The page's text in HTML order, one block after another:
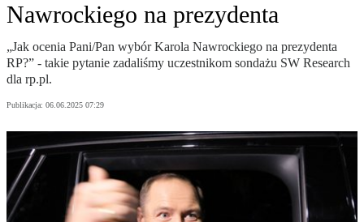
Nawrockiego na prezydenta
„Jak ocenia Pani/Pan wybór Karola Nawrockiego na prezydenta
RP?” - takie pytanie zadaliśmy uczestnikom sondażu SW Research
dla rp.pl.
Publikacja: 06.06.2025 07:29